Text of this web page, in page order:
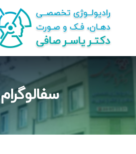
سفالوگرام